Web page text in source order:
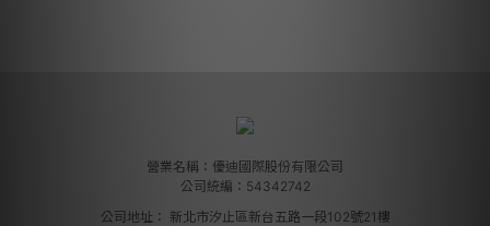
營業名稱：優迪國際股份有限公司
公司統編：54342742
公司地址： 新北市汐止區新台五路一段102號21樓